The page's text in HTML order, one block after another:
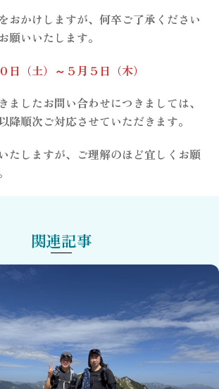
おかけしますが、何卒ご了承ください
願いいたします。
（土）～５月５日（木）
ましたお問い合わせにつきましては、
降順次ご対応させていただきます。
たしますが、ご理解のほど宜しくお願
関連記事